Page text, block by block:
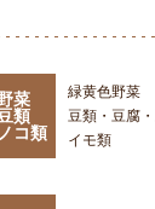
菜
類
コ類
緑黄色野菜
豆類・豆腐
イモ類